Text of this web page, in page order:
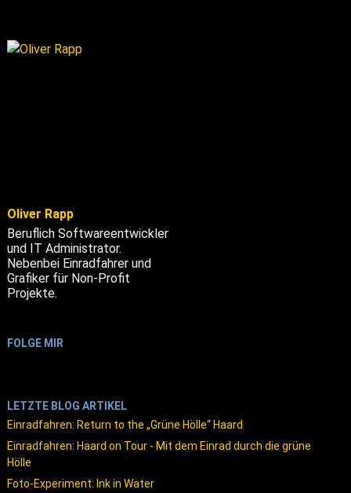
Oliver Rapp
Beruflich Softwareentwickler
und IT Administrator.
Nebenbei Einradfahrer und
Grafiker für Non-Profit
Projekte.
FOLGE MIR
LETZTE BLOG ARTIKEL
Einradfahren: Return to the „Grüne Hölle“ Haard
Einradfahren: Haard on Tour - Mit dem Einrad durch die grüne
Hölle
Foto-Experiment: Ink in Water